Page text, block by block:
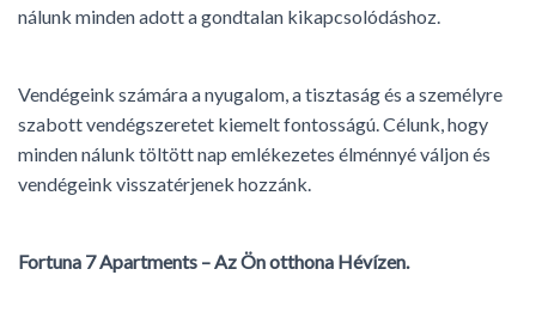
nálunk minden adott a gondtalan kikapcsolódáshoz.
Vendégeink számára a nyugalom, a tisztaság és a személyre
szabott vendégszeretet kiemelt fontosságú. Célunk, hogy
minden nálunk töltött nap emlékezetes élménnyé váljon és
vendégeink visszatérjenek hozzánk.
Fortuna 7 Apartments – Az Ön otthona Hévízen.